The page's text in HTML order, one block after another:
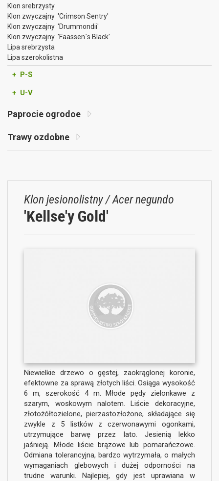
Klon srebrzysty
Klon zwyczajny 'Crimson Sentry'
Klon zwyczajny 'Drummondii'
Klon zwyczajny 'Faassen`s Black'
Lipa srebrzysta
Lipa szerokolistna
+ P-S
+ U-V
Paprocie ogrodoe
Trawy ozdobne
Klon jesionolistny / Acer negundo
'Kellse'y Gold'
Niewielkie drzewo o gęstej, zaokrąglonej koronie,
efektowne za sprawą złotych liści. Osiąga wysokość
6 m, szerokość 4 m. Młode pędy zielonkawe z
szarym, woskowym nalotem. Liście dekoracyjne,
złotożółtozielone, pierzastozłożone, składające się
zwykle z 5 listków z czerwonawymi ogonkami,
utrzymujące barwę przez lato. Jesienią lekko
jaśnieją. Młode liście brązowe lub pomarańczowe.
Odmiana tolerancyjna, bardzo wytrzymała, o małych
wymaganiach glebowych i dużej odporności na
trudne warunki. Najlepiej, gdy jest uprawiana w